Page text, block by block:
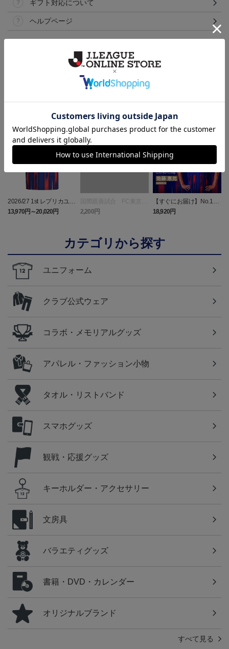
ギフト対応について
ヘルプページ
2026/27 1st レプリカユニ
フォーム 半袖
13,970円～20,020円
国際親善試合 FC東京
対 ボルシア ドルトムン
ト プリントタオルマフ
2,200円
【すぐにお届け】No.10
佐藤 恵允選手 2026/27 1s
t レプリカユニフォーム
18,920円
カテゴリから探す
ユニフォーム
クラブ公式ウェア
コラボ・メモリアルグッズ
アパレル・ファッション小物
タオル・リストバンド
スマホグッズ
観戦・応援グッズ
キーホルダー・アクセサリー
文房具
バラエティグッズ
書籍・DVD・カレンダー
オリジナルブランド
すべて見る